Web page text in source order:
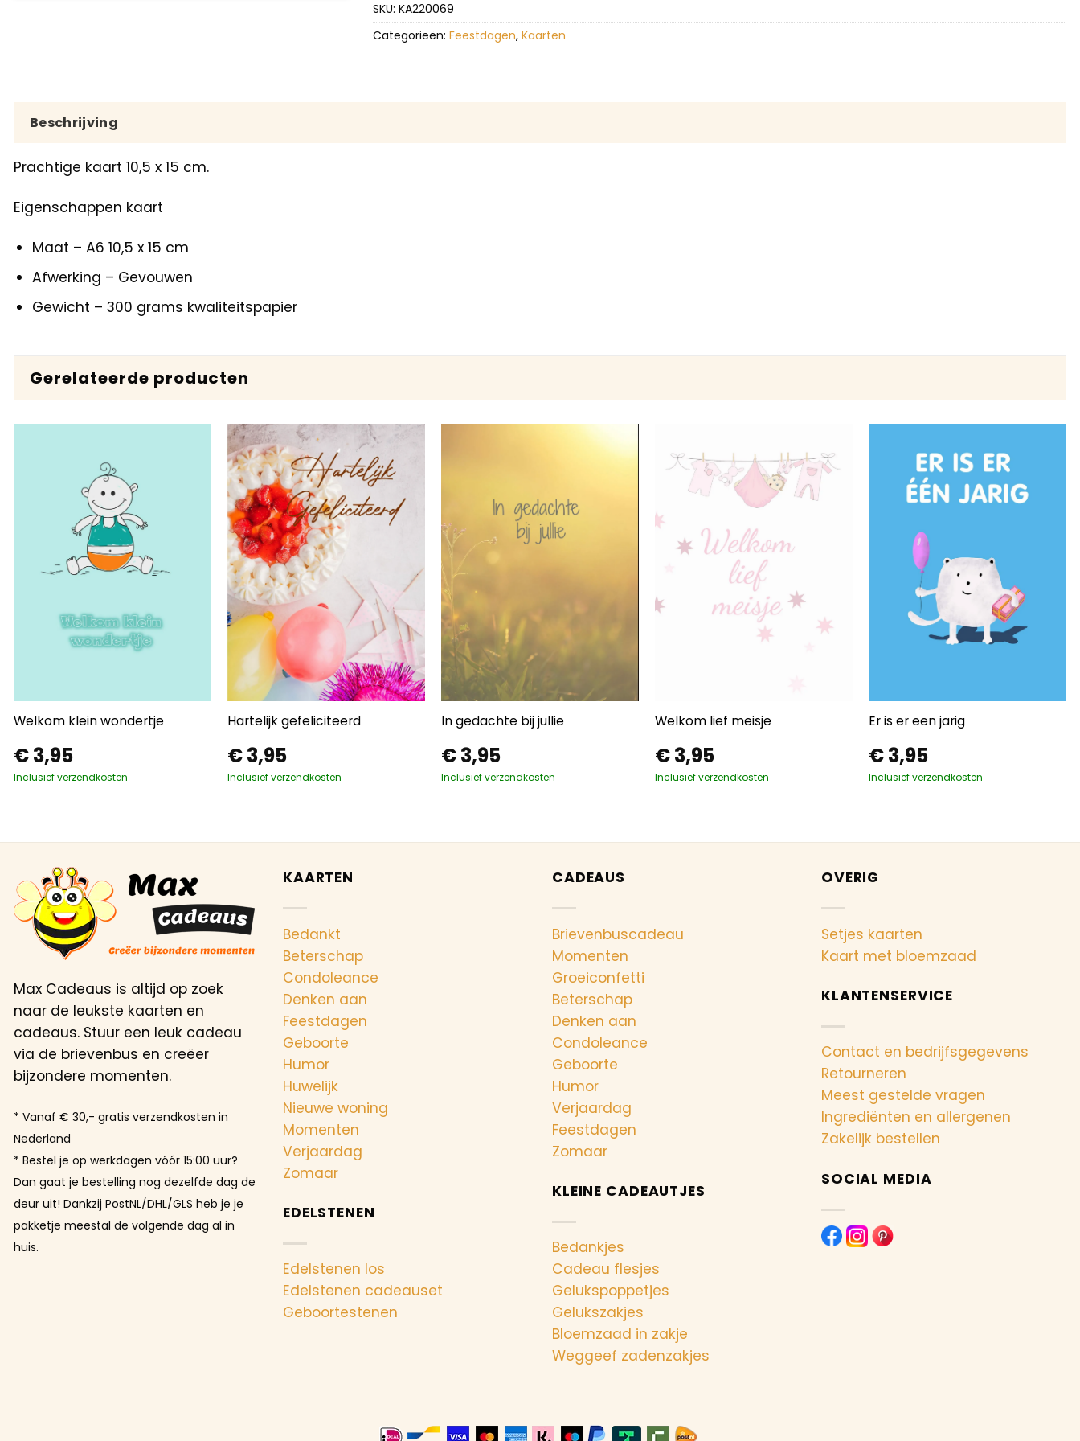
SKU: KA220069
Categorieën: Feestdagen, Kaarten
Beschrijving
Prachtige kaart 10,5 x 15 cm.
Eigenschappen kaart
Maat – A6 10,5 x 15 cm
Afwerking – Gevouwen
Gewicht – 300 grams kwaliteitspapier
Gerelateerde producten
Welkom klein wondertje
€3,95
Inclusief verzendkosten
Hartelijk gefeliciteerd
€3,95
Inclusief verzendkosten
In gedachte bij jullie
€3,95
Inclusief verzendkosten
Welkom lief meisje
€3,95
Inclusief verzendkosten
Er is er een jarig
€3,95
Inclusief verzendkosten
Max Cadeaus is altijd op zoek
naar de leukste kaarten en
cadeaus. Stuur een leuk cadeau
via de brievenbus en creëer
bijzondere momenten.
* Vanaf € 30,- gratis verzendkosten in
Nederland
* Bestel je op werkdagen vóór 15:00 uur?
Dan gaat je bestelling nog dezelfde dag de
deur uit! Dankzij PostNL/DHL/GLS heb je je
pakketje meestal de volgende dag al in
huis.
KAARTEN
Bedankt
Beterschap
Condoleance
Denken aan
Feestdagen
Geboorte
Humor
Huwelijk
Nieuwe woning
Momenten
Verjaardag
Zomaar
EDELSTENEN
Edelstenen los
Edelstenen cadeauset
Geboortestenen
CADEAUS
Brievenbuscadeau
Momenten
Groeiconfetti
Beterschap
Denken aan
Condoleance
Geboorte
Humor
Verjaardag
Feestdagen
Zomaar
KLEINE CADEAUTJES
Bedankjes
Cadeau flesjes
Gelukspoppetjes
Gelukszakjes
Bloemzaad in zakje
Weggeef zadenzakjes
OVERIG
Setjes kaarten
Kaart met bloemzaad
KLANTENSERVICE
Contact en bedrijfsgegevens
Retourneren
Meest gestelde vragen
Ingrediënten en allergenen
Zakelijk bestellen
SOCIAL MEDIA